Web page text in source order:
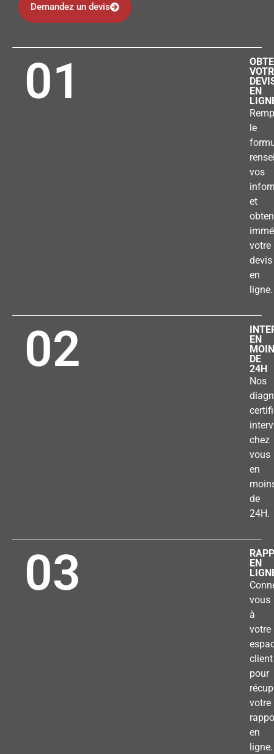
Demandez un devis
01
EN
le
vos
et
votre
devis
en
ligne.
02
EN
DE
24H
Nos
chez
vous
en
de
24H.
03
EN
vous
à
votre
client
pour
votre
en
ligne.